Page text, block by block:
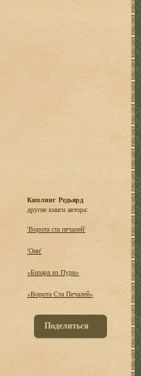
Киплинг Редьярд
другие книги автора:
'Ворота ста печалей'
'Они'
«Бизара из Пури»
«Ворота Ста Печалей»
Поделиться